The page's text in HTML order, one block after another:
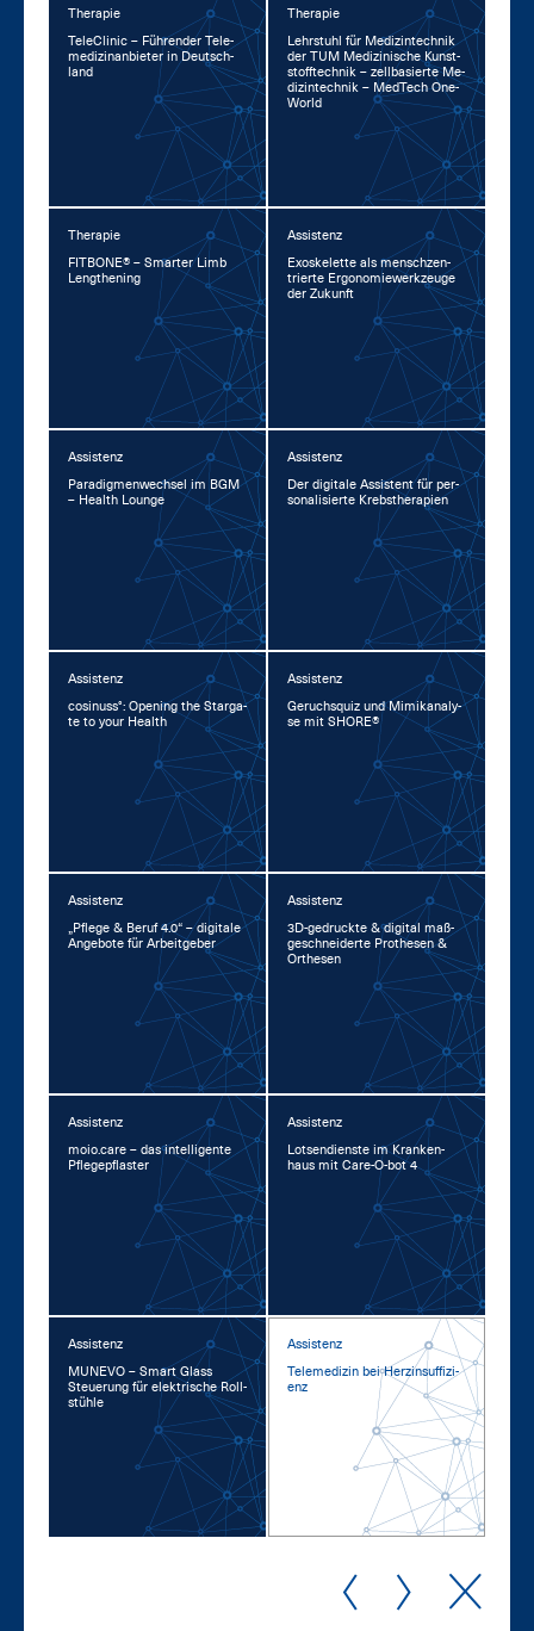
Therapie
TeleCli­nic – Füh­ren­der Te­le­
me­di­zin­an­bie­ter in Deutsch­
land
Therapie
Lehr­stuhl für Me­di­zin­tech­nik
der TUM Me­di­zi­ni­sche Kunst­
stoff­tech­nik – zell­ba­sier­te Me­
di­zin­tech­nik – Med­Tech One­
World
Therapie
FIT­BO­NE® – Smar­ter Limb
Leng­the­ning
Assistenz
Exo­s­ke­let­te als mensch­zen­
trier­te Er­go­no­mie­werk­zeu­ge
der Zu­kunft
Assistenz
Pa­ra­dig­men­wech­sel im BGM
– Health Lounge
Assistenz
Der di­gi­ta­le As­sis­tent für per­
so­na­li­sier­te Krebs­the­ra­pi­en
Assistenz
co­si­nuss°: Opening the Star­ga­
te to your Health
Assistenz
Ge­ruchs­quiz und Mi­mi­kana­ly­
se mit SHORE®
Assistenz
„Pfle­ge & Be­ruf 4.0“ – di­gi­ta­le
An­ge­bo­te für Ar­beit­ge­ber
Assistenz
3D-ge­druck­te & di­gi­tal maß­
ge­schnei­der­te Pro­the­sen &
Or­the­sen
Assistenz
moio.ca­re – das in­tel­li­gen­te
Pfle­ge­pflas­ter
Assistenz
Lot­sen­diens­te im Kran­ken­
haus mit Ca­re-O-bot 4
Assistenz
MU­NE­VO – Smart Glass
Steue­rung für elek­tri­sche Roll­
stüh­le
Assistenz
Te­le­me­di­zin bei Herz­in­suf­fi­zi­
enz